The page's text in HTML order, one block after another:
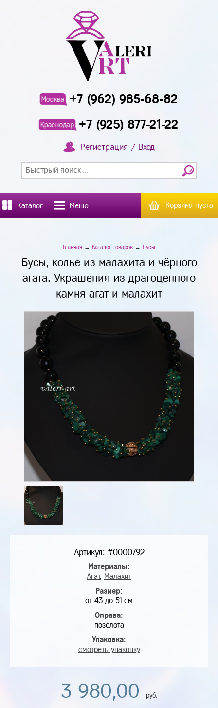
Москва +7 (962) 985-68-82
Краснодар +7 (925) 877-21-22
Регистрация / Вход
Каталог Меню Корзина пуста
Главная → Каталог товаров → Бусы
Бусы, колье из малахита и чёрного
агата. Украшения из драгоценного
камня агат и малахит
Артикул: #0000792
Материалы:
Агат, Малахит
Размер:
от 43 до 51 см
Оправа:
позолота
Упаковка:
смотреть упаковку
3 980,00 руб.